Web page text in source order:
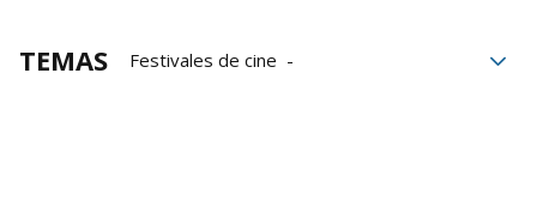
TEMAS
Festivales de cine